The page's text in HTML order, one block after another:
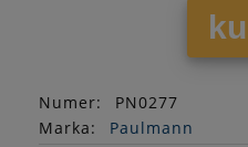
Numer:
PN0277
Marka:
Paulmann